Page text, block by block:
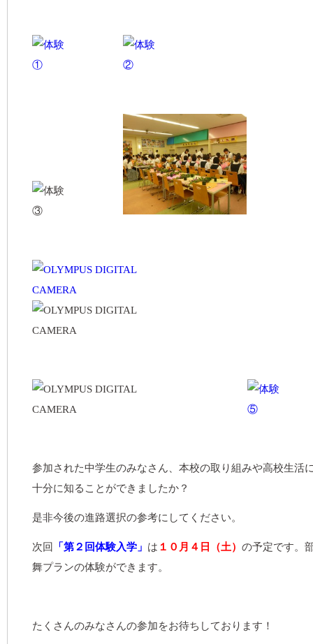
参加された中学生のみなさん、本校の取り組みや高校生活
十分に知ることができましたか？
是非今後の進路選択の参考にしてください。
次回 「第２回体験入学」 は １０月４日（土） の予定です。
舞プランの体験ができます。
たくさんのみなさんの参加をお待ちしております！